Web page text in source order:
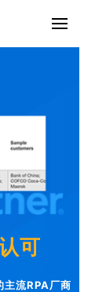
流RPA厂商
可